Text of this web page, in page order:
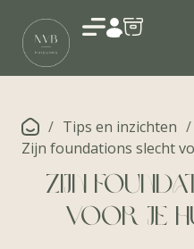
Account
/ Tips en inzichten /
Zijn foundations slecht
Zijn
voor je